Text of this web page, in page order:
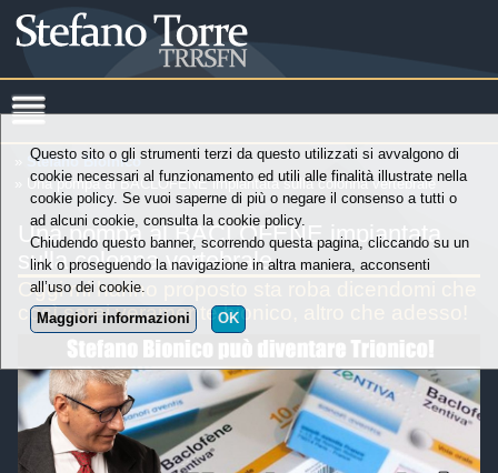
Stefano Bioinico
» Una pompa al BACLOFENE impiantata sulla colonna vertebrale
Una pompa al BACLOFENE impiantata
sulla colonna vertebrale
Oggi mi hanno proposto sta roba dicendomi che
così sarei veramente bionico, altro che adesso!
Questo sito o gli strumenti terzi da questo utilizzati si avvalgono di
cookie necessari al funzionamento ed utili alle finalità illustrate nella
cookie policy. Se vuoi saperne di più o negare il consenso a tutti o
ad alcuni cookie, consulta la cookie policy.
Chiudendo questo banner, scorrendo questa pagina, cliccando su un
link o proseguendo la navigazione in altra maniera, acconsenti
all’uso dei cookie.
Maggiori informazioni
OK